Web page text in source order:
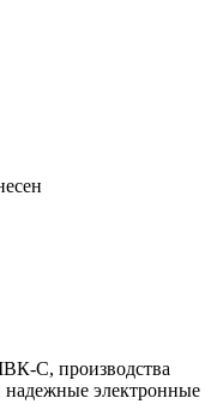
С, производства
электронные